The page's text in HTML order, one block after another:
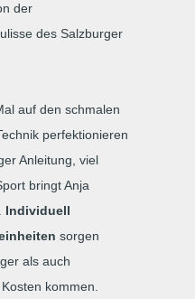
der
des Salzburger
auf den schmalen
perfektionieren
Anleitung, viel
bringt Anja
Individuell
sorgen
als auch
kommen.